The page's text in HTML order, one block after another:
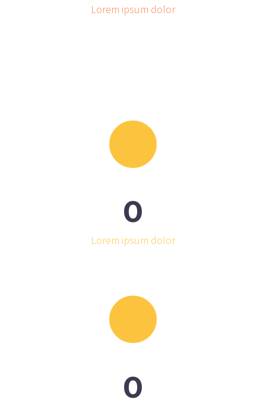
Lorem ipsum dolor
0
Lorem ipsum dolor
0